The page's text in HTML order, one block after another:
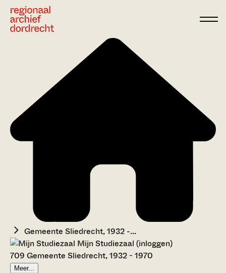
Gemeente Sliedrecht, 1932 -...
Mijn Studiezaal (inloggen)
709 Gemeente Sliedrecht, 1932 - 1970
Meer...